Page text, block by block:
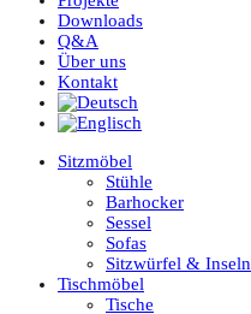
Downloads
Q&A
Über uns
Kontakt
Sitzmöbel
Stühle
Barhocker
Sessel
Sofas
Sitzwürfel & Inseln
Tischmöbel
Tische